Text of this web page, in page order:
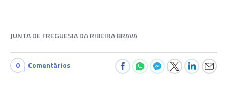
JUNTA DE FREGUESIA DA RIBEIRA BRAVA
0 Comentários